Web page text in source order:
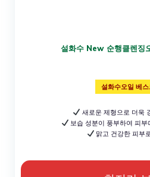
설화수 New 순행클렌징
설화수오일 베
새로운 제형으로 더욱
보습 성분이 풍부하여 피
맑고 건강한 피부